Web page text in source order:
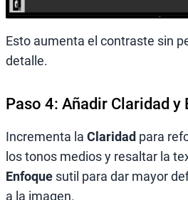
Esto aumenta el contraste sin
detalle.
Paso 4: Añadir Claridad y
Incrementa la Claridad para
los tonos medios y resaltar la
Enfoque sutil para dar mayor
a la imagen.